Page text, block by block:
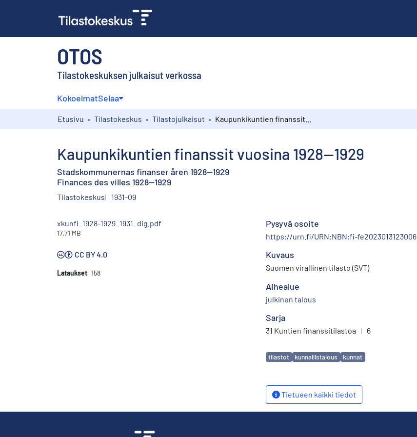
OTOS
Tilastokeskuksen julkaisut verkossa
KokoelmatSelaa
Etusivu Tilastokeskus Tilastojulkaisut
Kaupunkikuntien finanssit vuosina 1928—1929
Stadskommunernas finanser åren 1928—1929
Finances des villes 1928—1929
Tilastokeskus 1931-09
xkunfi_1928-1929_1931_dig.pdf
17.71 MB
CC BY 4.0
Lataukset 158
Pysyvä osoite
https://urn.fi/URN:NBN:fi-fe2023013123006
Kuvaus
Suomen virallinen tilasto (SVT)
Aihealue
julkinen talous
Sarja
31 Kuntien finanssitilastoa | 6
Avainsanat
tilastot kunnallistalous kunnat
Tietueen kaikki tiedot